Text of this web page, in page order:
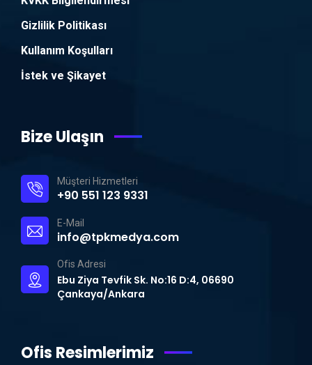
Gizlilik Politikası
Kullanım Koşulları
İstek ve Şikayet
Bize Ulaşın
Müşteri Hizmetleri
+90 551 123 9331
E-Mail
info@tpkmedya.com
Ofis Adresi
Ebu Ziya Tevfik Sk. No:16 D:4, 06690
Çankaya/Ankara
Ofis Resimlerimiz